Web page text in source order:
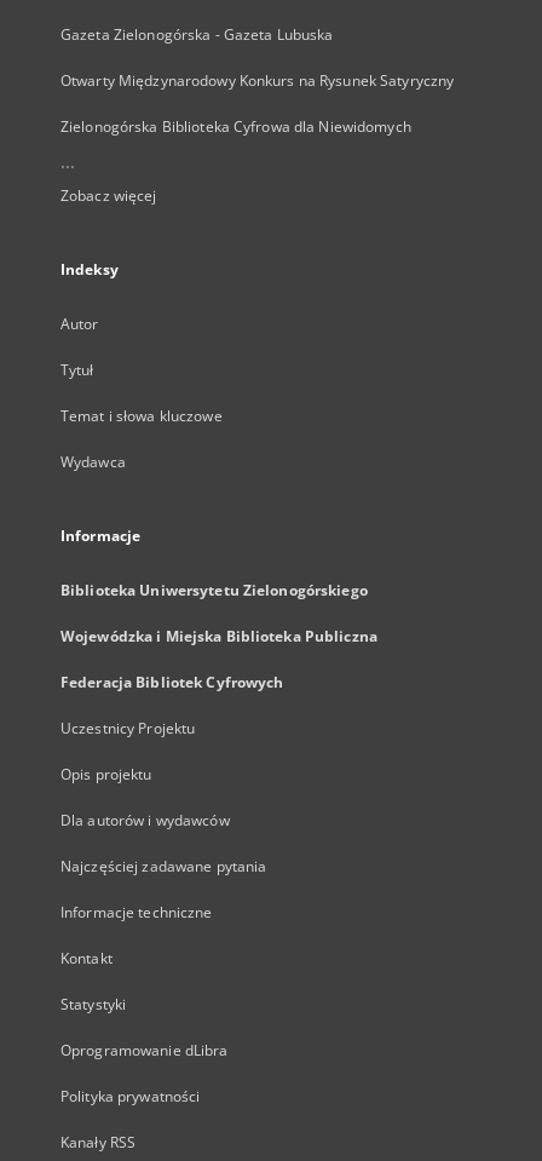
Gazeta Zielonogórska - Gazeta Lubuska
Otwarty Międzynarodowy Konkurs na Rysunek Satyryczny
Zielonogórska Biblioteka Cyfrowa dla Niewidomych
...
Zobacz więcej
Indeksy
Autor
Tytuł
Temat i słowa kluczowe
Wydawca
Informacje
Biblioteka Uniwersytetu Zielonogórskiego
Wojewódzka i Miejska Biblioteka Publiczna
Federacja Bibliotek Cyfrowych
Uczestnicy Projektu
Opis projektu
Dla autorów i wydawców
Najczęściej zadawane pytania
Informacje techniczne
Kontakt
Statystyki
Oprogramowanie dLibra
Polityka prywatności
Kanały RSS